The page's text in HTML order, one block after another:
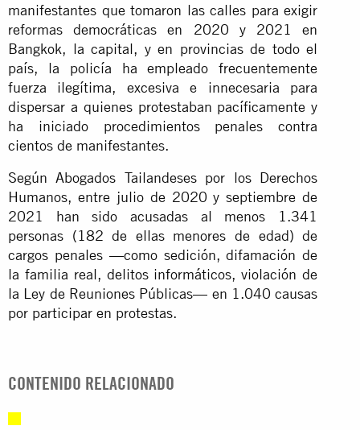
manifestantes que tomaron las calles para exigir
reformas democráticas en 2020 y 2021 en
Bangkok, la capital, y en provincias de todo el
país, la policía ha empleado frecuentemente
fuerza ilegítima, excesiva e innecesaria para
dispersar a quienes protestaban pacíficamente y
ha iniciado procedimientos penales contra
cientos de manifestantes.
Según Abogados Tailandeses por los Derechos
Humanos, entre julio de 2020 y septiembre de
2021 han sido acusadas al menos 1.341
personas (182 de ellas menores de edad) de
cargos penales —como sedición, difamación de
la familia real, delitos informáticos, violación de
la Ley de Reuniones Públicas— en 1.040 causas
por participar en protestas.
CONTENIDO RELACIONADO